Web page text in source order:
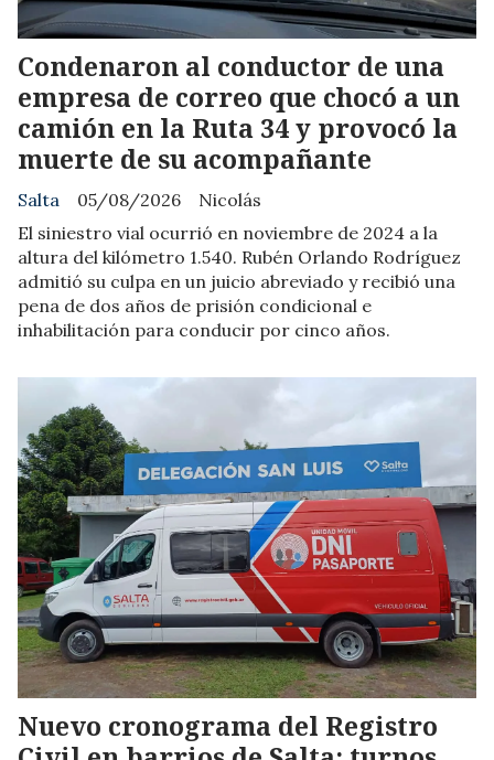
Condenaron al conductor de una
empresa de correo que chocó a un
camión en la Ruta 34 y provocó la
muerte de su acompañante
Nicolás
Salta
05/08/2026
El siniestro vial ocurrió en noviembre de 2024 a la
altura del kilómetro 1.540. Rubén Orlando Rodríguez
admitió su culpa en un juicio abreviado y recibió una
pena de dos años de prisión condicional e
inhabilitación para conducir por cinco años.
Nuevo cronograma del Registro